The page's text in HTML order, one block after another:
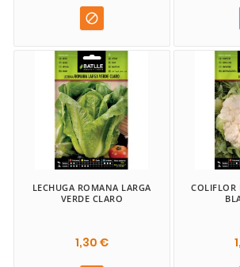

LECHUGA ROMANA LARGA
VERDE CLARO
1,30 €
COLIFLOR